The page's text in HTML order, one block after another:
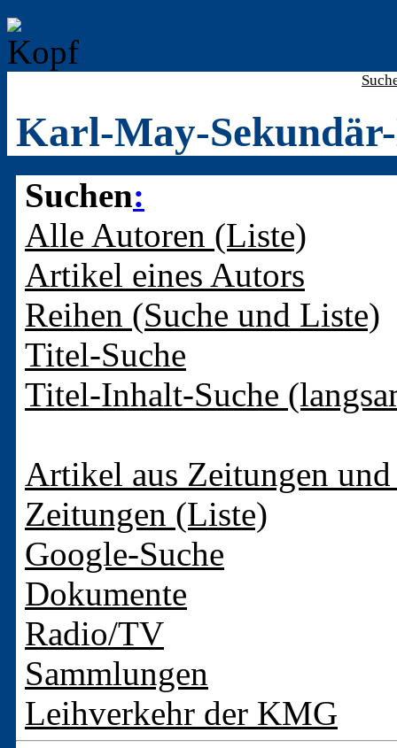
Karl-May-
Suchen:
Alle Autoren (Liste)
Artikel eines Autors
Reihen (Suche und Liste)
Titel-Suche
Titel-Inhalt-Suche
Artikel aus Zeitungen
Zeitungen (Liste)
Google-Suche
Dokumente
Radio/TV
Sammlungen
Leihverkehr der KMG